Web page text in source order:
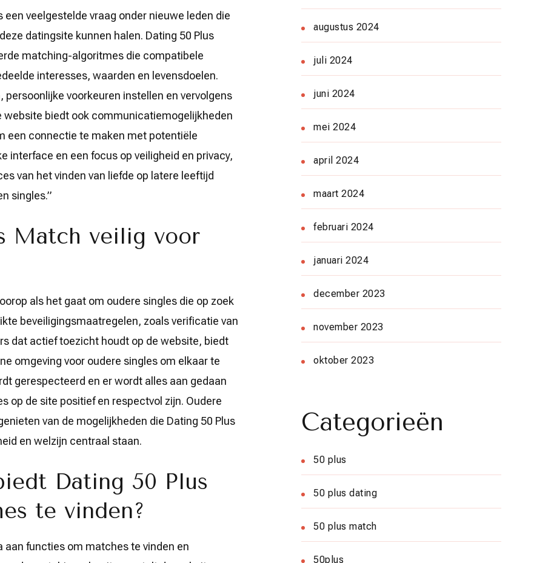
een veelgestelde vraag onder nieuwe leden die
datingsite kunnen halen. Dating 50 Plus
matching-algoritmes die compatibele
interesses, waarden en levensdoelen.
voorkeuren instellen en vervolgens
website biedt ook communicatiemogelijkheden
een connectie te maken met potentiële
interface en een focus op veiligheid en privacy,
van het vinden van liefde op latere leeftijd
singles.”
Match veilig voor
als het gaat om oudere singles die op zoek
beveiligingsmaatregelen, zoals verificatie van
dat actief toezicht houdt op de website, biedt
omgeving voor oudere singles om elkaar te
gerespecteerd en er wordt alles aan gedaan
op de site positief en respectvol zijn. Oudere
van de mogelijkheden die Dating 50 Plus
en welzijn centraal staan.
Dating 50 Plus
te vinden?
aan functies om matches te vinden en
augustus 2024
juli 2024
juni 2024
mei 2024
april 2024
maart 2024
februari 2024
januari 2024
december 2023
november 2023
oktober 2023
Categorieën
50 plus
50 plus dating
50 plus match
50plus